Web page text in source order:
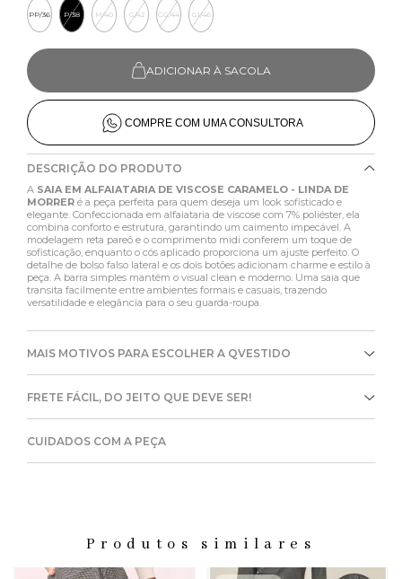
PP/36 P/38 M/40 G/42 GG/44 G1/46
ADICIONAR À SACOLA
COMPRE COM UMA CONSULTORA
DESCRIÇÃO DO PRODUTO
A SAIA EM ALFAIATARIA DE VISCOSE CARAMELO - LINDA DE
MORRER é a peça perfeita para quem deseja um look sofisticado e
elegante. Confeccionada em alfaiataria de viscose com 7% poliéster, ela
combina conforto e estrutura, garantindo um caimento impecável. A
modelagem reta pareô e o comprimento midi conferem um toque de
sofisticação, enquanto o cós aplicado proporciona um ajuste perfeito. O
detalhe de bolso falso lateral e os dois botões adicionam charme e estilo à
peça. A barra simples mantém o visual clean e moderno. Uma saia que
transita facilmente entre ambientes formais e casuais, trazendo
versatilidade e elegância para o seu guarda-roupa.
MAIS MOTIVOS PARA ESCOLHER A QVESTIDO
FRETE FÁCIL, DO JEITO QUE DEVE SER!
CUIDADOS COM A PEÇA
Produtos similares